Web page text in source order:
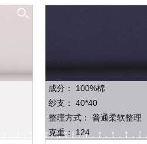
成分： 100%棉
纱支： 40*40
整理方式： 普通柔软整理
克重： 124